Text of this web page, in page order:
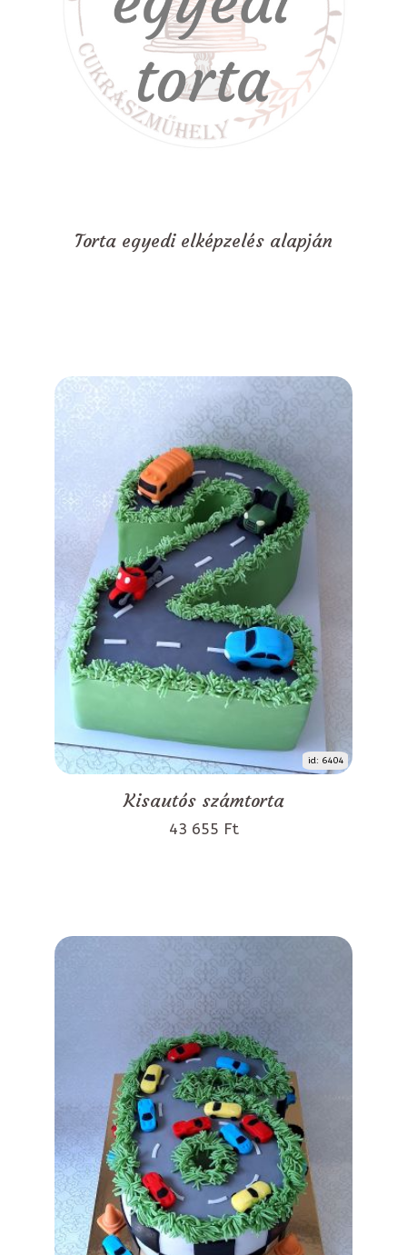
Torta egyedi elképzelés alapján
id: 6404
Kisautós számtorta
43 655 Ft